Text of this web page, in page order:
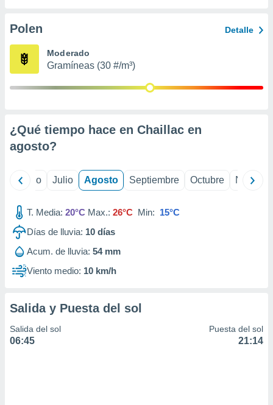
e
mediante
publicidad
publicidad
de
Polen Detalle
Moderado
Gramíneas (30 #/m³)
¿Qué tiempo hace en Chaillac en
agosto?
Junio Julio Agosto Septiembre Octubre
T. Media: 20°C Max.: 26°C Min: 15°C
Días de lluvia: 10 días
Acum. de lluvia: 54 mm
Viento medio: 10 km/h
Salida y Puesta del sol
Salida del sol
06:45
Puesta del sol
21:14